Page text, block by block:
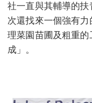
社一直與其輔導的
次還找來一個強有
理菜園苗圃及粗重
成」。